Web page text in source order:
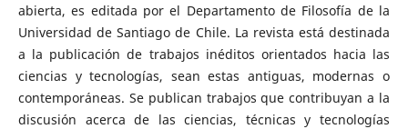
abierta, es editada por el Departamento de Filosofía de la
Universidad de Santiago de Chile. La revista está destinada
a la publicación de trabajos inéditos orientados hacia las
ciencias y tecnologías, sean estas antiguas, modernas o
contemporáneas. Se publican trabajos que contribuyan a la
discusión acerca de las ciencias, técnicas y tecnologías